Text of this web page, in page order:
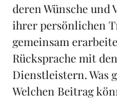
deren Wünsche und
ihrer persönlichen
gemeinsam
Rücksprache mit
Dienstleistern. Was
Welchen Beitrag